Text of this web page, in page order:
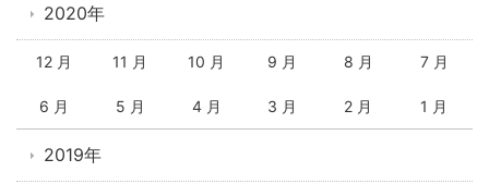
2020年
12 月 11 月 10 月 9 月 8 月 7 月
6 月 5 月 4 月 3 月 2 月 1 月
2019年